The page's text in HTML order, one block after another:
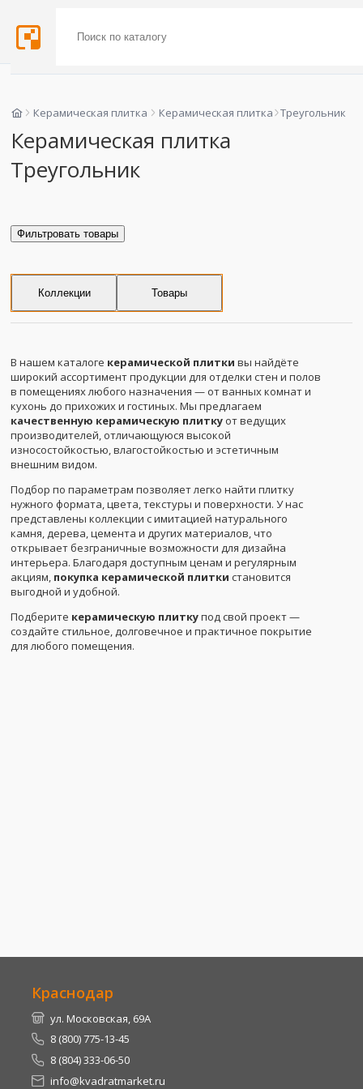
Керамическая плитка Керамическая плитка Треугольник
Керамическая плитка
Треугольник
Фильтровать товары
Коллекции Товары
В нашем каталоге керамической плитки вы найдёте
широкий ассортимент продукции для отделки стен и полов
в помещениях любого назначения — от ванных комнат и
кухонь до прихожих и гостиных. Мы предлагаем
качественную керамическую плитку от ведущих
производителей, отличающуюся высокой
износостойкостью, влагостойкостью и эстетичным
внешним видом.
Подбор по параметрам позволяет легко найти плитку
нужного формата, цвета, текстуры и поверхности. У нас
представлены коллекции с имитацией натурального
камня, дерева, цемента и других материалов, что
открывает безграничные возможности для дизайна
интерьера. Благодаря доступным ценам и регулярным
акциям, покупка керамической плитки становится
выгодной и удобной.
Подберите керамическую плиткупод свой проект —
создайте стильное, долговечное и практичное покрытие
для любого помещения.
Краснодар
ул. Московская, 69А
8 (800) 775-13-45
8 (804) 333-06-50
info@kvadratmarket.ru